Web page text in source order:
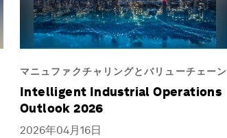
マニュファクチャリングとバリューチェーン
Intelligent Industrial Operations
Outlook 2026
2026年04月16日